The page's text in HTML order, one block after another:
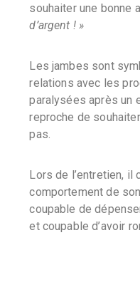
souhaiter une bonne
d’argent ! »
Les jambes sont
relations avec les
paralysées après un
reproche de souhaiter
pas.
Lors de l’entretien, il
comportement de
coupable de
et coupable d’avoir